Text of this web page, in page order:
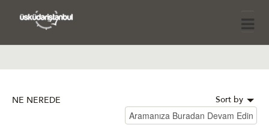
NE NEREDE Sort by